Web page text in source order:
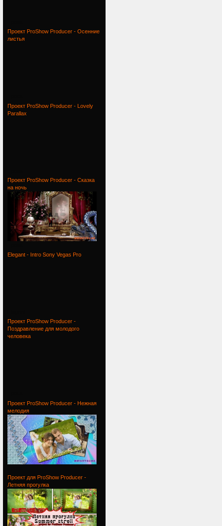
Проект ProShow Producer - Осенние
листья
Проект ProShow Producer - Lovely
Parallax
Проект ProShow Producer - Сказка
на ночь
Elegant - Intro Sony Vegas Pro
Проект ProShow Producer -
Поздравление для молодого
человека
Проект ProShow Producer - Нежная
мелодия
Проект для ProShow Producer -
Летняя прогулка